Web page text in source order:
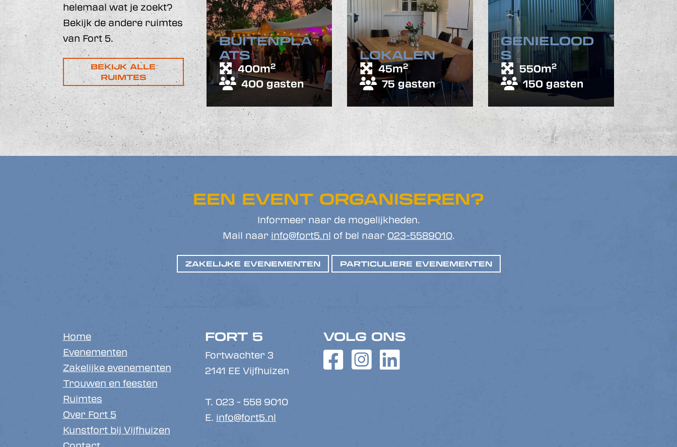
helemaal wat je zoekt?
Bekijk de andere ruimtes
van Fort 5.
BEKIJK ALLE
RUIMTES
BUITENPLA
ATS
400m2
400 gasten
LOKALEN
45m2
75 gasten
GENIELOOD
S
550m2
150 gasten
EEN EVENT ORGANISEREN?
Informeer naar de mogelijkheden.
Mail naar info@fort5.nl of bel naar 023-5589010.
ZAKELIJKE EVENEMENTEN PARTICULIERE EVENEMENTEN
Home
Evenementen
Zakelijke evenementen
Trouwen en feesten
Ruimtes
Over Fort 5
Kunstfort bij Vijfhuizen
FORT 5
Fortwachter 3
2141 EE Vijfhuizen
T. 023 - 558 9010
E. info@fort5.nl
VOLG ONS